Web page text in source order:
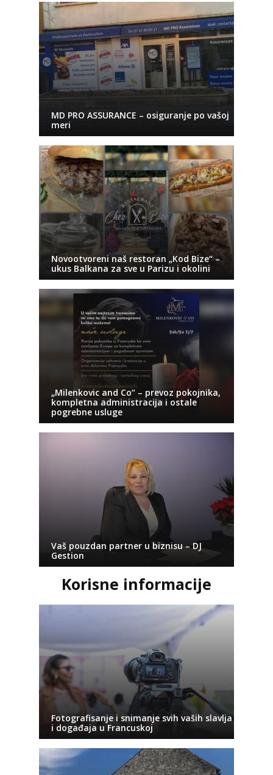
MD PRO ASSURANCE – osiguranje po vašoj
meri
Novootvoreni naš restoran „Kod Bize“ –
ukus Balkana za sve u Parizu i okolini
„Milenkovic and Co“ – prevoz pokojnika,
kompletna administracija i ostale
pogrebne usluge
Vaš pouzdan partner u biznisu – DJ
Gestion
Korisne informacije
Fotografisanje i snimanje svih vaših slavlja
i događaja u Francuskoj